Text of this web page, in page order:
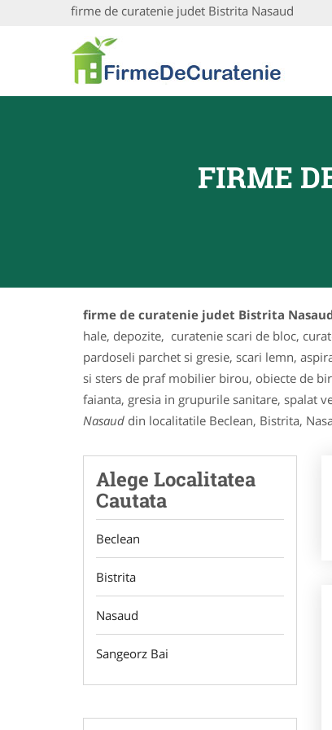
firme de curatenie judet Bistrita Nasaud
FIRME
firme de curatenie judet Bistrita
hale, depozite, curatenie scari de bloc,
pardoseli parchet si gresie, scari lemn,
si sters de praf mobilier birou, obiecte de
faianta, gresia in grupurile sanitare, spalat
Nasaud din localitatile Beclean, Bistrita,
Alege Localitatea
Cautata
Beclean
Bistrita
Nasaud
Sangeorz Bai